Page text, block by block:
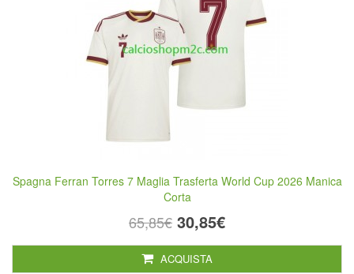
Spagna Ferran Torres 7 Maglia Trasferta World Cup 2026 Manica
Corta
65,85€ 30,85€
ACQUISTA